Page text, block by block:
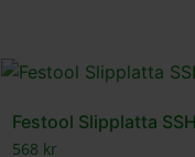
Festool Slipplatta
568 kr